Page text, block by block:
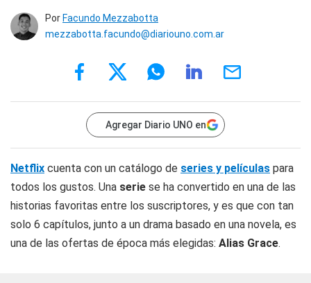
Por Facundo Mezzabotta
mezzabotta.facundo@diariouno.com.ar
Agregar Diario UNO en
Netflix cuenta con un catálogo de series y películas para
todos los gustos. Una serie se ha convertido en una de las
historias favoritas entre los suscriptores, y es que con tan
solo 6 capítulos, junto a un drama basado en una novela, es
una de las ofertas de época más elegidas: Alias Grace.